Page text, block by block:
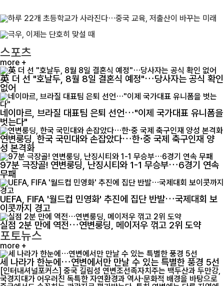
스포츠
more +
英 더 선 "호날두, 8월 8일 결혼식 예정"…당사자는 공식 확인
없어
네이마르, 브라질 대표팀 은퇴 선언…"이제 국가대표 유니폼을
벗는다"
연변룽딩, 한국 국민대와 손잡았다…한·중 국제 축구인재 양
성 본격화
97분 극장골! 연변룽딩, 난징시티와 1-1 무승부…6경기 연속
무패
UEFA, FIFA '월드컵 민영화' 추진에 집단 반발…국제대회 보
이콧까지 경고
실점 2분 만에 역전…연변룽딩, 메이저우 꺾고 2위 도약
포토뉴스
more +
세 나라가 한눈에…연변에서만 만날 수 있는 특별한 풍경 5선
[인터내셔널포커스] 중국 길림성 연변조선족자치주는 백두산과 두만강,
국경지대가 어우러진 독특한 자연환경과 역사·문화적 배경을 바탕으로